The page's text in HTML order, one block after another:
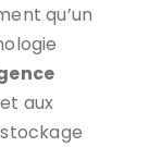
qu’un
aux